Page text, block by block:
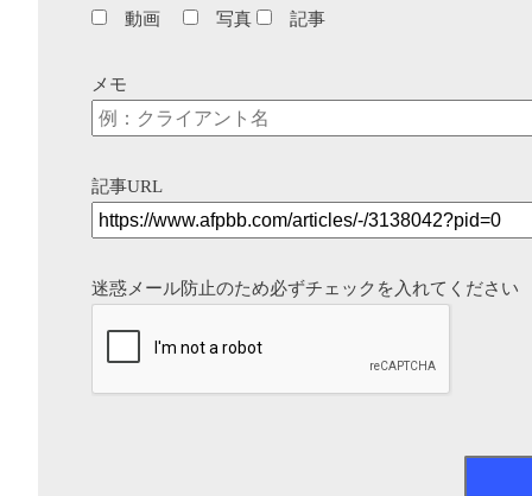
動画
写真 記事
メモ
記事URL
迷惑メール防止のため必ずチェックを入れてください